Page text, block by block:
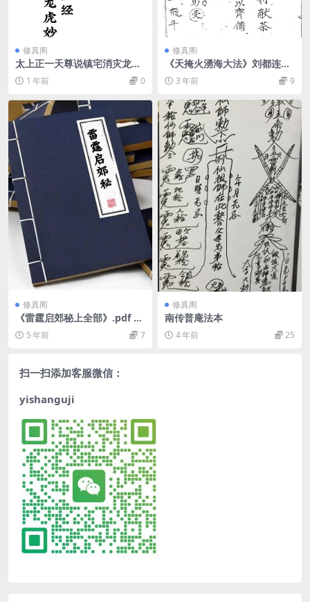
修真阁
太上正一天尊说镇宅消灾龙虎
妙经四合一
1 年前 0
修真阁
《天掩火湧海大法》刘都连黑
白版3 年前 9
修真阁
《雷霆启郊秘上全部》.pdf 民
间符咒法本
5 年前 7
修真阁
南传普庵法本
4 年前 25
扫一扫添加客服微信：
yishanguji